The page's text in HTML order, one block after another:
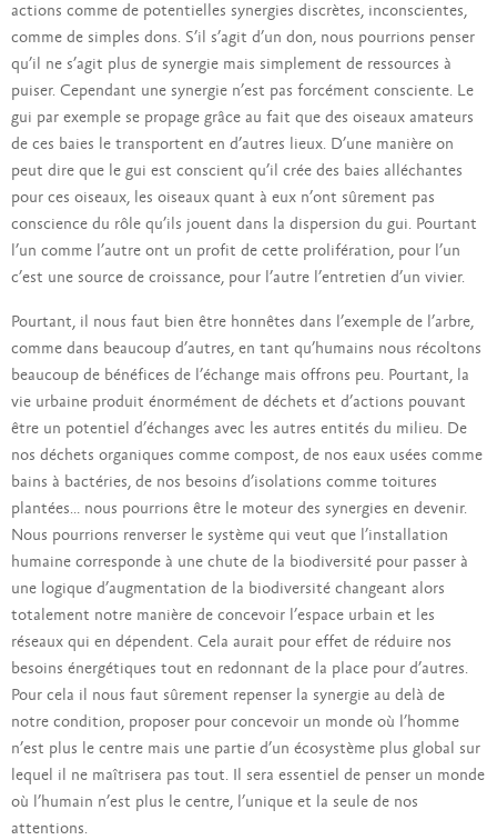
actions comme de potentielles synergies discrètes, inconscientes,
comme de simples dons. S’il s’agit d’un don, nous pourrions penser
qu’il ne s’agit plus de synergie mais simplement de ressources à
puiser. Cependant une synergie n’est pas forcément consciente. Le
gui par exemple se propage grâce au fait que des oiseaux amateurs
de ces baies le transportent en d’autres lieux. D’une manière on
peut dire que le gui est conscient qu’il crée des baies alléchantes
pour ces oiseaux, les oiseaux quant à eux n’ont sûrement pas
conscience du rôle qu’ils jouent dans la dispersion du gui. Pourtant
l’un comme l’autre ont un profit de cette prolifération, pour l’un
c’est une source de croissance, pour l’autre l’entretien d’un vivier.
Pourtant, il nous faut bien être honnêtes dans l’exemple de l’arbre,
comme dans beaucoup d’autres, en tant qu’humains nous récoltons
beaucoup de bénéfices de l’échange mais offrons peu. Pourtant, la
vie urbaine produit énormément de déchets et d’actions pouvant
être un potentiel d’échanges avec les autres entités du milieu. De
nos déchets organiques comme compost, de nos eaux usées comme
bains à bactéries, de nos besoins d’isolations comme toitures
plantées… nous pourrions être le moteur des synergies en devenir.
Nous pourrions renverser le système qui veut que l’installation
humaine corresponde à une chute de la biodiversité pour passer à
une logique d’augmentation de la biodiversité changeant alors
totalement notre manière de concevoir l’espace urbain et les
réseaux qui en dépendent. Cela aurait pour effet de réduire nos
besoins énergétiques tout en redonnant de la place pour d’autres.
Pour cela il nous faut sûrement repenser la synergie au delà de
notre condition, proposer pour concevoir un monde où l’homme
n’est plus le centre mais une partie d’un écosystème plus global sur
lequel il ne maîtrisera pas tout. Il sera essentiel de penser un monde
où l’humain n’est plus le centre, l’unique et la seule de nos
attentions.